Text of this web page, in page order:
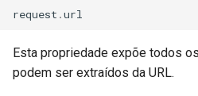
request .url
Esta propriedade expõe todos
podem ser extraídos da URL.